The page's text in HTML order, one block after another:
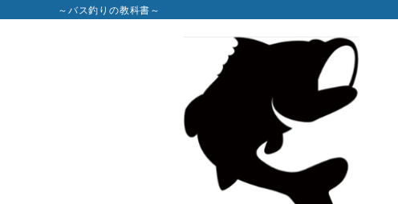
～バス釣りの教科書～